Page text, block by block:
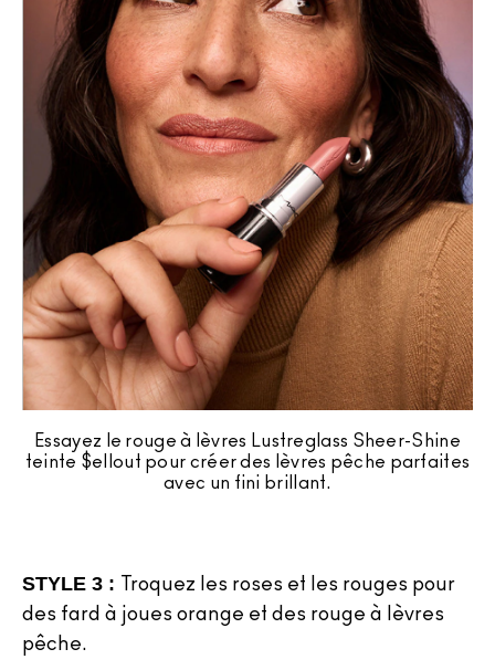
Essayez le rouge à lèvres Lustreglass Sheer-Shine
teinte $ellout pour créer des lèvres pêche parfaites
avec un fini brillant.
STYLE 3 :
Troquez les roses et les rouges pour
des fard à joues orange et des rouge à lèvres
pêche.